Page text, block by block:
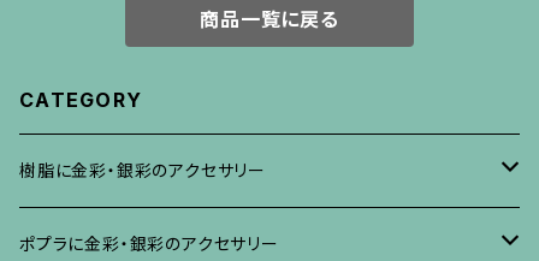
商品一覧に戻る
CATEGORY
樹脂に金彩・銀彩のアクセサリー
ブローチ
ポプラに金彩・銀彩のアクセサリー